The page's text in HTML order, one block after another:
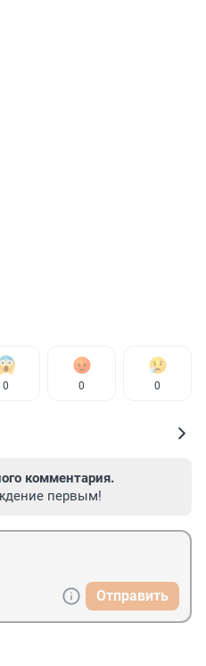
0 0 0
комментария.
первым!
Отправить